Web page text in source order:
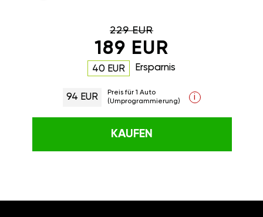
229 EUR
189 EUR
40 EUR Ersparnis
94 EUR
Preis für 1 Auto
(Umprogrammierung)
i
KAUFEN